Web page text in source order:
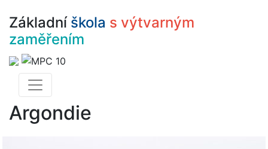
Základní škola s výtvarným
zaměřením
Argondie